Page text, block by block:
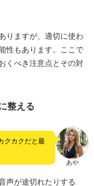
りますが、適切に使わ
性もあります。ここで
くべき注意点とその対
整える
あや
クカクだと最
声が途切れたりする